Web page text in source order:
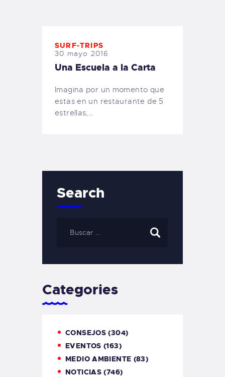
SURF-TRIPS
30 mayo 2016
Una Escuela a la Carta
Imagina por un momento que
estas en un restaurante de 5
estrellas,…
Search
Categories
CONSEJOS (304)
EVENTOS (163)
MEDIO AMBIENTE (83)
NOTICIAS (746)